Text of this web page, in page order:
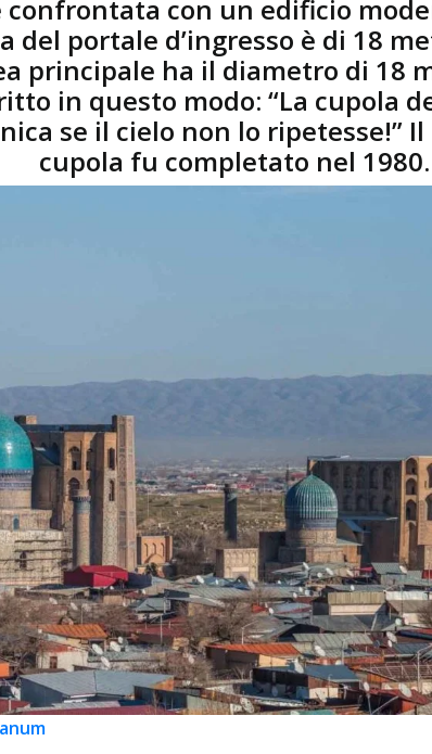
confrontata con un edificio
del portale d’ingresso è di 18
principale ha il diametro di 18
in questo modo: “La cupola
se il cielo non lo ripetesse!”
cupola fu completato nel 1980.